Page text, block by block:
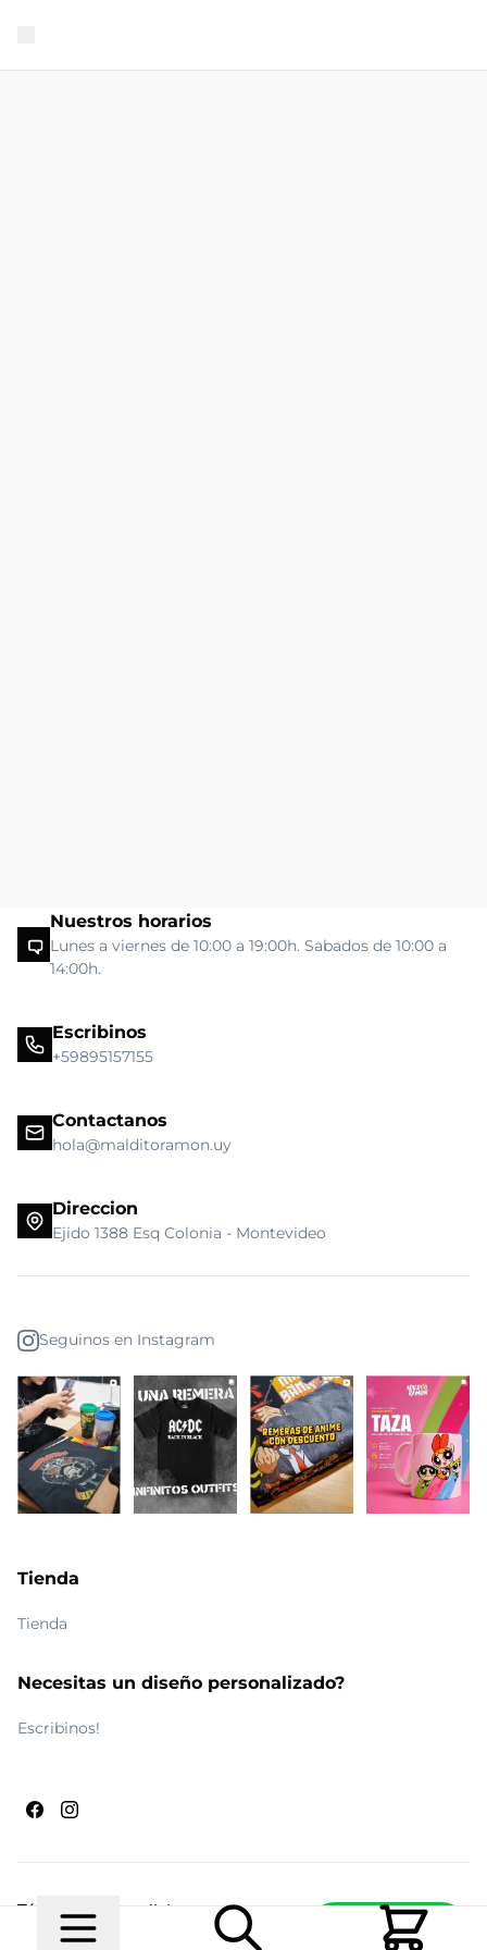
Escribinos
Nuestros horarios
Lunes a viernes de 10:00 a 19:00h. Sabados de 10:00 a
14:00h.
Escribinos
+59895157155
Contactanos
hola@malditoramon.uy
Direccion
Ejido 1388 Esq Colonia - Montevideo
Seguinos en Instagram
Tienda
Tienda
Necesitas un diseño personalizado?
Escribinos!
© 2026 Maldito RamónRealizado por Ecwid de
Términos y condiciones